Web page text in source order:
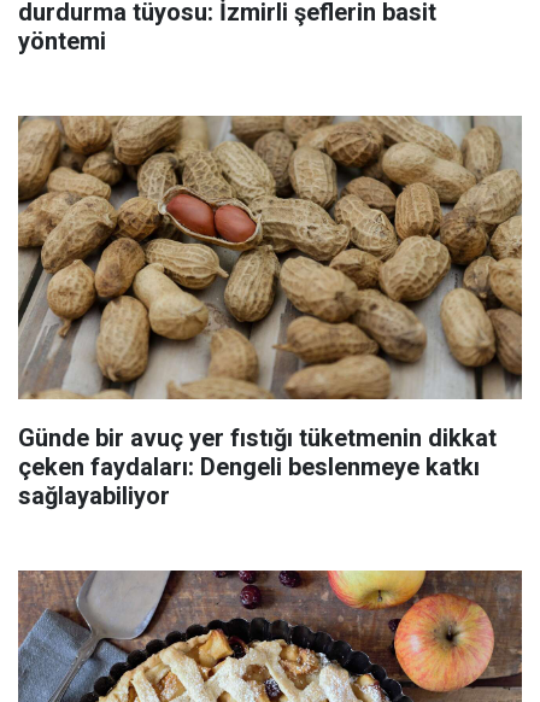
durdurma tüyosu: İzmirli şeflerin basit
yöntemi
Günde bir avuç yer fıstığı tüketmenin dikkat
çeken faydaları: Dengeli beslenmeye katkı
sağlayabiliyor